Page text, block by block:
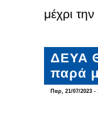
μέχρι
ΔΕΥΑ
παρά
Παρ, 21/07/2023 -